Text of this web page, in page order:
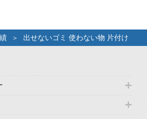
出せないゴミ 使わない物 片付け